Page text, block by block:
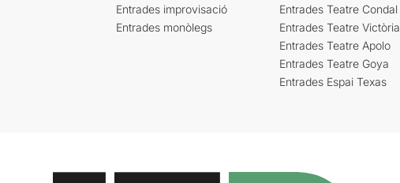
Entrades improvisació
Entrades monòlegs
Entrades Teatre Condal
Entrades Teatre Victòria
Entrades Teatre Apolo
Entrades Teatre Goya
Entrades Espai Texas